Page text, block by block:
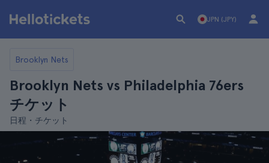
JPN (JPY)
Brooklyn Nets
Brooklyn Nets vs Philadelphia 76ers
チケット
日程・チケット